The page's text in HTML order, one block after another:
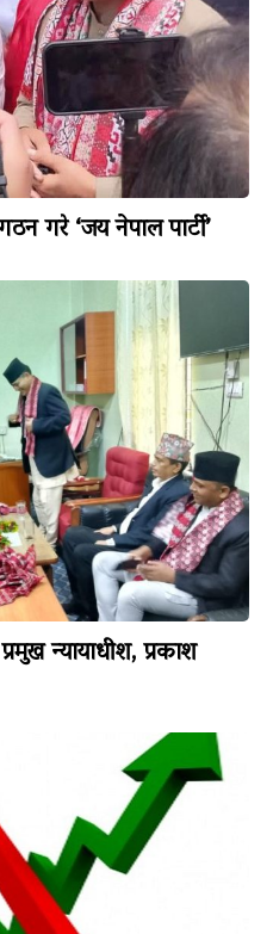
गरे ‘जय नेपाल पार्टी’
न्यायाधीश, प्रकाश